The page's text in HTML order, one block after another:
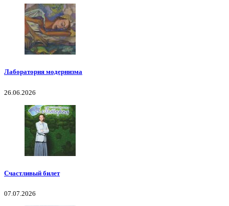
Лаборатория модернизма
26.06.2026
Счастливый билет
07.07.2026